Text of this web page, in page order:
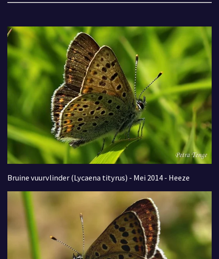
Bruine vuurvlinder (Lycaena tityrus) - Mei 2014 - Heeze